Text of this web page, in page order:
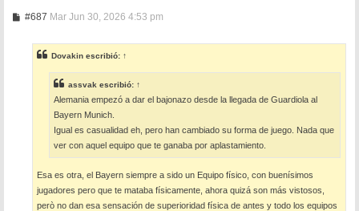
#687M
s
a
Mar Jun 30, 2026 4:53 pm
Dovakin escribió: ↑
assvak escribió: ↑
Alemania empezó a dar el bajonazo desde la llegada de Guardiola al
Bayern Munich.
Igual es casualidad eh, pero han cambiado su forma de juego. Nada que
ver con aquel equipo que te ganaba por aplastamiento.
Esa es otra, el Bayern siempre a sido un Equipo físico, con buenísimos
jugadores pero que te mataba físicamente, ahora quizá son más vistosos,
però no dan esa sensación de superioridad física de antes y todo los equipos